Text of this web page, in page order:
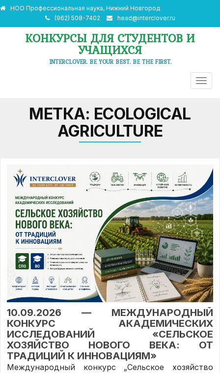
НОО Профессиональная наука, Нижний Новгород
(962) 508-7402
head@interclover.ru
КОНКУРСЫ ДЛЯ СТУДЕНТОВ И
УЧАЩИХСЯ
INTERCLOVER. BE YOUR BEST. BE THE FIRST.
МЕТКА: ECOLOGICAL
AGRICULTURE
10.09.2026 — МЕЖДУНАРОДНЫЙ
КОНКУРС АКАДЕМИЧЕСКИХ
ИССЛЕДОВАНИЙ «СЕЛЬСКОЕ
ХОЗЯЙСТВО НОВОГО ВЕКА: ОТ
ТРАДИЦИЙ К ИННОВАЦИЯМ»
Международный конкурс „Сельское хозяйство